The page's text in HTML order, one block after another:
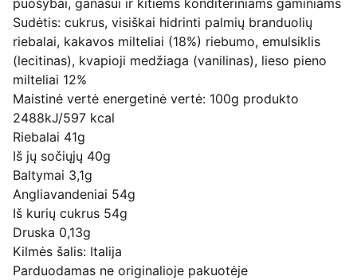
puošybai, ganašui ir kitiems konditeriniams gaminiams
Sudėtis: cukrus, visiškai hidrinti palmių branduolių
riebalai, kakavos milteliai (18%) riebumo, emulsiklis
(lecitinas), kvapioji medžiaga (vanilinas), lieso pieno
milteliai 12%
Maistinė vertė energetinė vertė: 100g produkto
2488kJ/597 kcal
Riebalai 41g
Iš jų sočiųjų 40g
Baltymai 3,1g
Angliavandeniai 54g
Iš kurių cukrus 54g
Druska 0,13g
Kilmės šalis: Italija
Parduodamas ne originalioje pakuotėje